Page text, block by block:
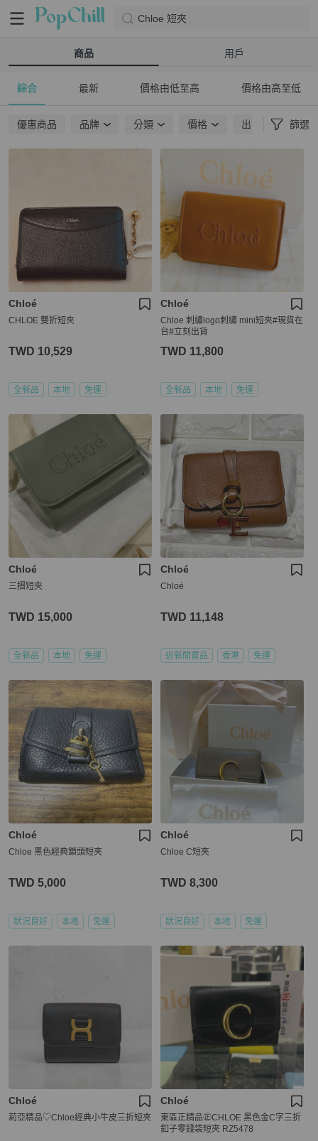
Chloe 短夾
商品 用戶
綜合 最新 價格由低至高 價格由高至低
優惠商品 品牌 分類 價格 出貨地點 篩選
Chloé
CHLOE 雙折短夾
TWD 10,529
全新品 本地 免運
Chloé
Chloe 刺繡logo刺繡 mini短夾#現貨在
台#立刻出貨
TWD 11,800
全新品 本地 免運
Chloé
三摺短夾
TWD 15,000
全新品 本地 免運
Chloé
Chloé
TWD 11,148
近新閒置品 香港 免運
Chloé
Chloe 黑色經典鎖頭短夾
TWD 5,000
狀況良好 本地 免運
Chloé
Chloe C短夾
TWD 8,300
狀況良好 本地 免運
Chloé
莉亞精品♡Chloe經典小牛皮三折短夾
Chloé
東區正精品㊣CHLOE 黑色金C字三折
釦子零錢袋短夾 RZ5478